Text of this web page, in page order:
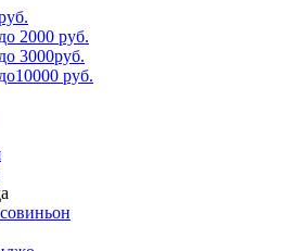
2000 руб.
3000руб.
руб.